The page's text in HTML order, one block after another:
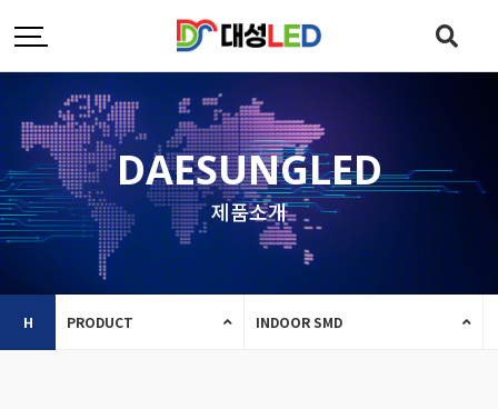
DAESUNGLED
제품소개
H PRODUCT INDOOR SMD